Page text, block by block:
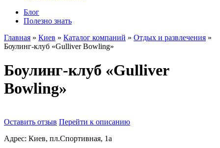
Блог
Полезно знать
Главная » Киев » Каталог компаний » Отдых и развлечения »
Боулинг-клуб «Gulliver Bowling»
Боулинг-клуб «Gulliver
Bowling»
Оставить отзыв Перейти к описанию
Адрес: Киев, пл.Спортивная, 1а